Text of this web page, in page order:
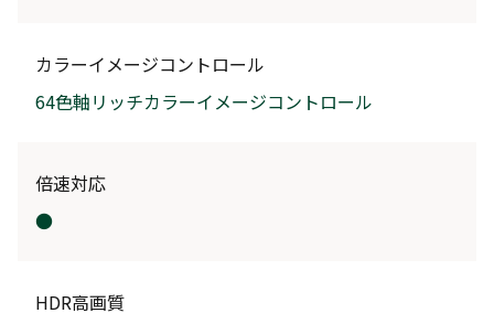
カラーイメージコントロール
64色軸リッチカラーイメージコントロール
倍速対応
●
HDR高画質